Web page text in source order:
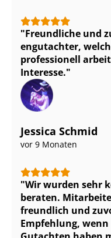
Freundliche und
en­gut­ach­ter,
professionell
Interesse.
Jessica Schmid
vor 9 Monaten
Wir wurden sehr
beraten.
freundlich und
Empfehlung,